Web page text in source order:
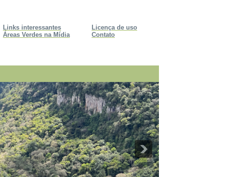
Licença de uso
Contato
Links interessantes
Áreas Verdes na Mídia